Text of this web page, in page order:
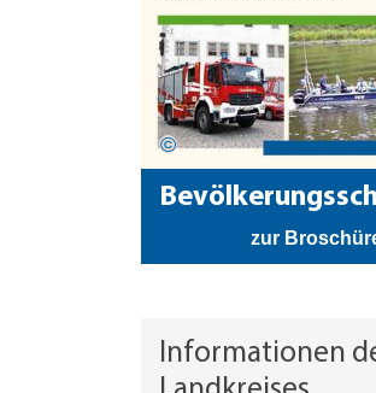
zur
Informationen